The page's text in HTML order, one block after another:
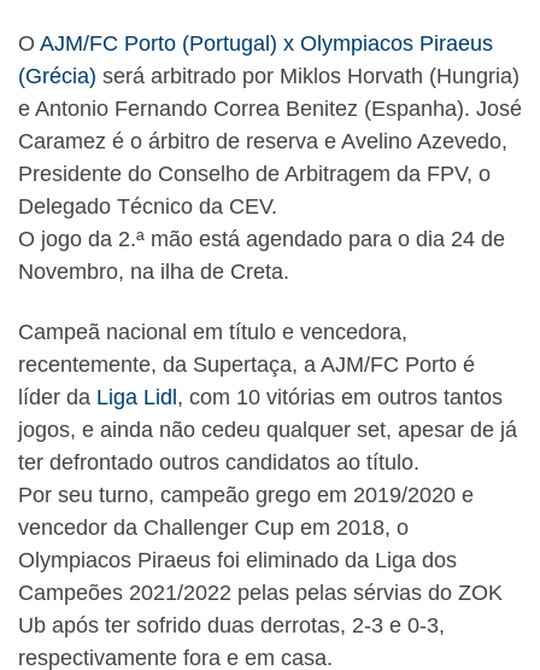
O AJM/FC Porto (Portugal) x Olympiacos Piraeus
(Grécia) será arbitrado por Miklos Horvath (Hungria)
e Antonio Fernando Correa Benitez (Espanha). José
Caramez é o árbitro de reserva e Avelino Azevedo,
Presidente do Conselho de Arbitragem da FPV, o
Delegado Técnico da CEV.
O jogo da 2.ª mão está agendado para o dia 24 de
Novembro, na ilha de Creta.
Campeã nacional em título e vencedora,
recentemente, da Supertaça, a AJM/FC Porto é
líder da Liga Lidl, com 10 vitórias em outros tantos
jogos, e ainda não cedeu qualquer set, apesar de já
ter defrontado outros candidatos ao título.
Por seu turno, campeão grego em 2019/2020 e
vencedor da Challenger Cup em 2018, o
Olympiacos Piraeus foi eliminado da Liga dos
Campeões 2021/2022 pelas pelas sérvias do ZOK
Ub após ter sofrido duas derrotas, 2-3 e 0-3,
respectivamente fora e em casa.